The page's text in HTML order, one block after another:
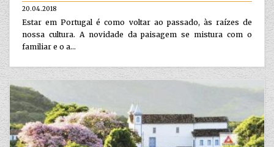
20.04.2018
Estar em Portugal é como voltar ao passado, às raízes de
nossa cultura. A novidade da paisagem se mistura com o
familiar e o a...